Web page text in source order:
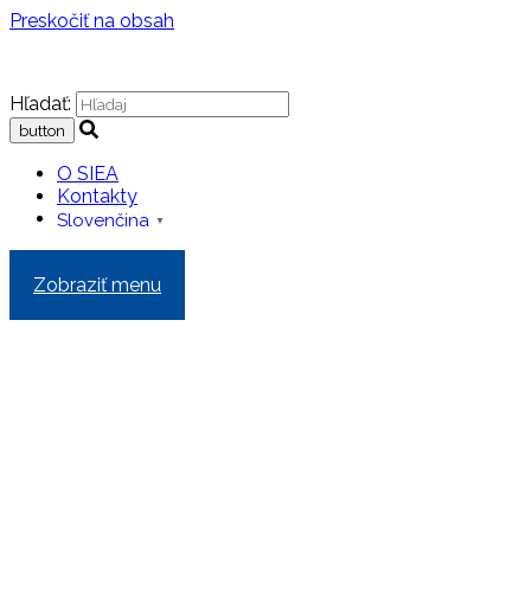
Preskočiť na obsah
Hľadať:
O SIEA
Kontakty
Slovenčina ▼
Zobraziť menu